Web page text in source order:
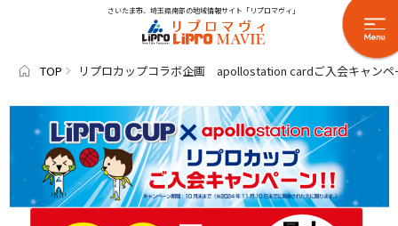
さいたま市、埼玉県南部の地域情報サイト「リプロマヴィ」
TOP リプロカップコラボ企画 apollostation cardご入会キャン